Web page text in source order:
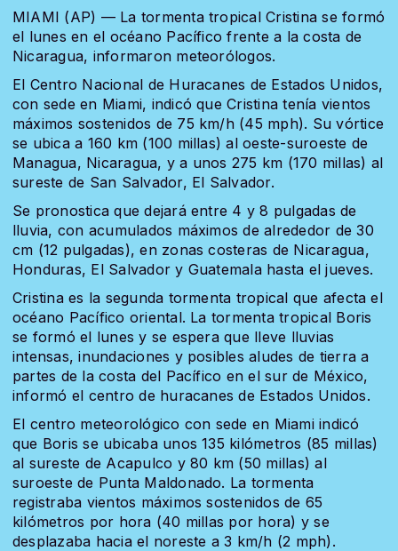
MIAMI (AP) — La tormenta tropical Cristina se formó
el lunes en el océano Pacífico frente a la costa de
Nicaragua, informaron meteorólogos.
El Centro Nacional de Huracanes de Estados Unidos,
con sede en Miami, indicó que Cristina tenía vientos
máximos sostenidos de 75 km/h (45 mph). Su vórtice
se ubica a 160 km (100 millas) al oeste-suroeste de
Managua, Nicaragua, y a unos 275 km (170 millas) al
sureste de San Salvador, El Salvador.
Se pronostica que dejará entre 4 y 8 pulgadas de
lluvia, con acumulados máximos de alrededor de 30
cm (12 pulgadas), en zonas costeras de Nicaragua,
Honduras, El Salvador y Guatemala hasta el jueves.
Cristina es la segunda tormenta tropical que afecta el
océano Pacífico oriental. La tormenta tropical Boris
se formó el lunes y se espera que lleve lluvias
intensas, inundaciones y posibles aludes de tierra a
partes de la costa del Pacífico en el sur de México,
informó el centro de huracanes de Estados Unidos.
El centro meteorológico con sede en Miami indicó
que Boris se ubicaba unos 135 kilómetros (85 millas)
al sureste de Acapulco y 80 km (50 millas) al
suroeste de Punta Maldonado. La tormenta
registraba vientos máximos sostenidos de 65
kilómetros por hora (40 millas por hora) y se
desplazaba hacia el noreste a 3 km/h (2 mph).